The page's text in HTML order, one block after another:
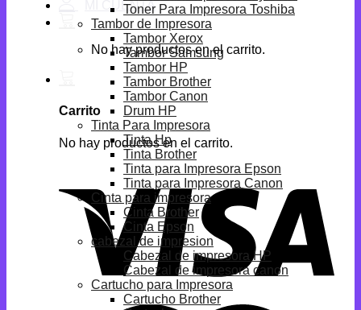
No hay productos en el carrito.
Carrito
No hay productos en el carrito.
Toner Para Impresora Toshiba
Tambor de Impresora
Tambor Xerox
Tambor Samsung
Tambor HP
Tambor Brother
Tambor Canon
Drum HP
Tinta Para Impresora
Tinta Hp
Tinta Brother
Tinta para Impresora Epson
Tinta para Impresora Canon
Cinta para impresora
Cinta Brother
Cinta Epson
cabezal de impresion
Cabezal de impresora HP
Cabezal de impresora canon
Cartucho para Impresora
Cartucho Brother